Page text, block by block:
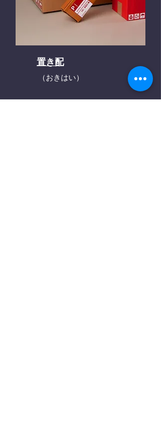
置き配
（おきはい）